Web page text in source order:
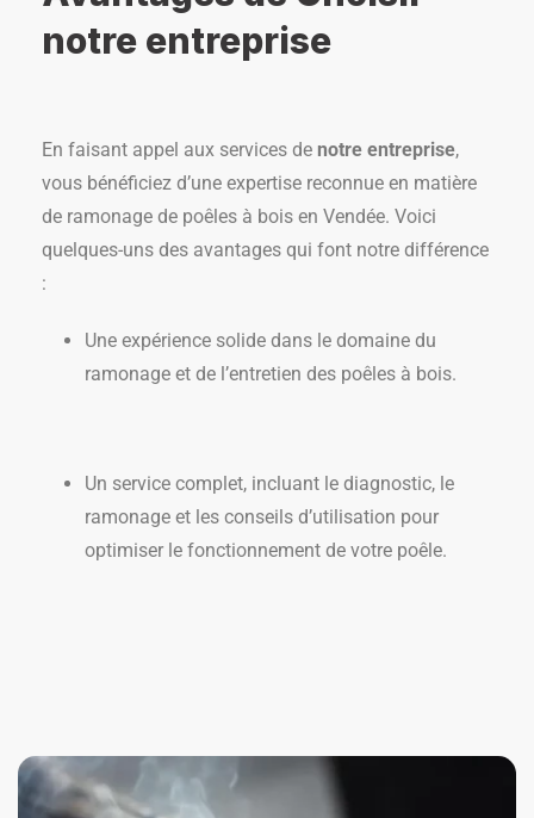
notre entreprise
En faisant appel aux services de notre entreprise,
vous bénéficiez d’une expertise reconnue en matière
de ramonage de poêles à bois en Vendée. Voici
quelques-uns des avantages qui font notre différence
:
Une expérience solide dans le domaine du
ramonage et de l’entretien des poêles à bois.
Un service complet, incluant le diagnostic, le
ramonage et les conseils d’utilisation pour
optimiser le fonctionnement de votre poêle.